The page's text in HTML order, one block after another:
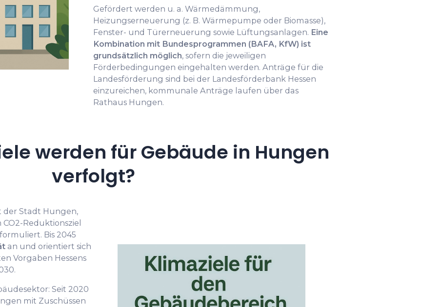
Gefördert werden u. a. Wärmedämmung,
Heizungserneuerung (z. B. Wärmepumpe oder Biomasse),
Fenster- und Türerneuerung sowie Lüftungsanlagen. Eine
Kombination mit Bundesprogrammen (BAFA, KfW) ist
grundsätzlich möglich, sofern die jeweiligen
Förderbedingungen eingehalten werden. Anträge für die
Landesförderung sind bei der Landesförderbank Hessen
einzureichen, kommunale Anträge laufen über das
Rathaus Hungen.
werden für Gebäude in Hungen
verfolgt?
Stadt Hungen,
Reduktionsziel
Bis 2045
an und orientiert sich
Vorgaben Hessens
Seit 2020
mit Zuschüssen